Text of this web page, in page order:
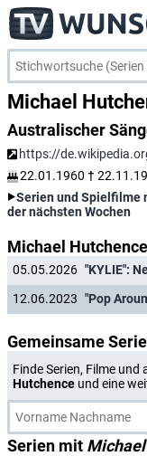
Michael
Australischer
https://
22.01.1960 †
Serien und Spielfilme
der nächsten Wochen
Michael
05.05.2026
12.06.2023
Gemeinsame
Finde Serien, Filme
Hutchence und eine
Serien mit